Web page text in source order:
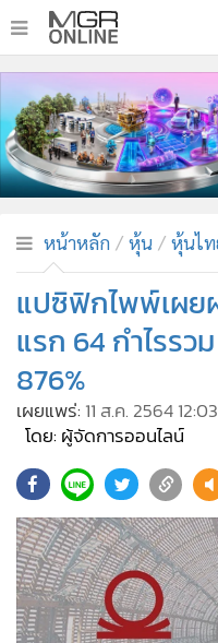
• ทันเหตุการณ์
• ภาคใต้
• ภูมิภาค
• บันเทิง
ผู้จัดการรายวัน
• คอลัมนิสต์
• ละคร
• CbizReview
• Cyber BIZ
• Good health & Well-
• Green Innovation & SD
• Management & HR
• MGR Live
• Infographic
หน้าหลัก หุ้น หุ้นไท
แปซิฟิกไพพ์เผย
แรก 64 กำไรรว
876%
เผยแพร่: 11 ส.ค. 2564 12:03
โดย: ผู้จัดการออนไลน์